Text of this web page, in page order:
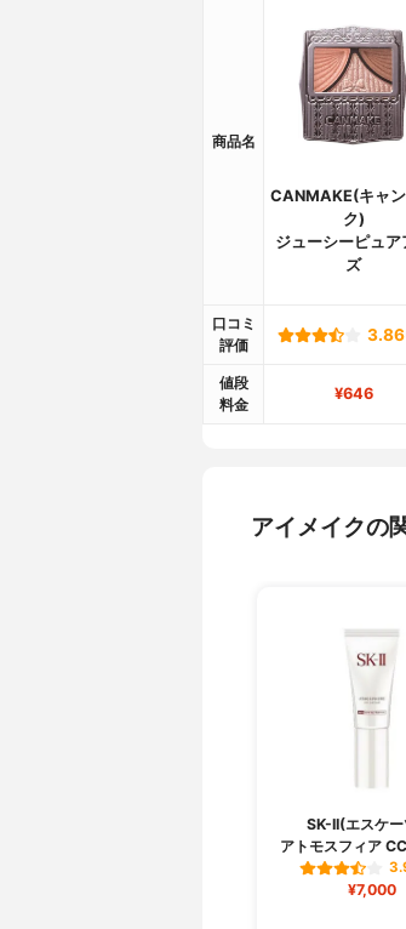
商品名
CANMAKE(キャ
ク)
ジューシーピュア
ズ
口コミ
評価
3.86
値段
料金
¥646
アイメイクの
SK-II(エスケ
アトモスフィア
¥7,000